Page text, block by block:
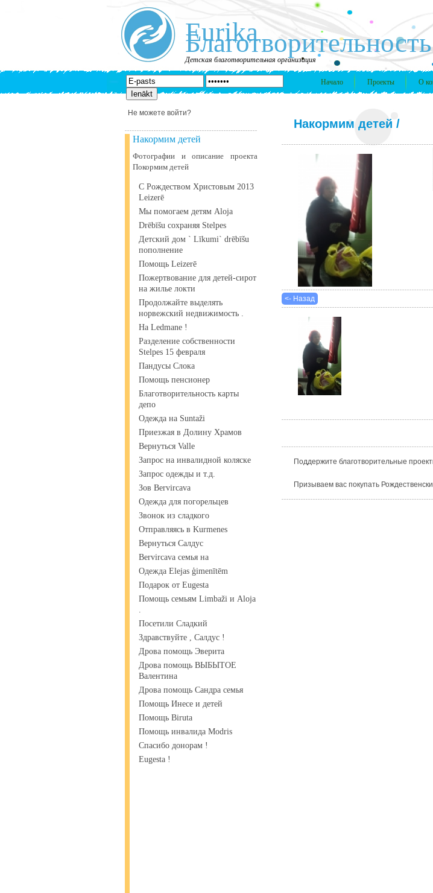
Eurika
Благотворительность
Детская благотворительная организация
Начало Проекты О
Не можете войти?
Накормим детей
Фотографии и описание проекта
Покормим детей
С Рождеством Христовым 2013
Leizerē
Мы помогаем детям Aloja
Drēbīšu сохраняя Stelpes
Детский дом ` Līkumi` drēbīšu
пополнение
Помощь Leizerē
Пожертвование для детей-сирот
на жилье локти
Продолжайте выделять
норвежский недвижимость .
На Ledmane !
Разделение собственности
Stelpes 15 февраля
Пандусы Слока
Помощь пенсионер
Благотворительность карты
депо
Одежда на Suntaži
Приезжая в Долину Храмов
Вернуться Valle
Запрос на инвалидной коляске
Запрос одежды и т.д.
Зов Bervircava
Одежда для погорельцев
Звонок из сладкого
Отправляясь в Kurmenes
Вернуться Салдус
Bervircava семья на
Одежда Elejas ģimenītēm
Подарок от Eugesta
Помощь семьям Limbaži и Aloja
.
Посетили Сладкий
Здравствуйте , Салдус !
Дрова помощь Эверита
Дрова помощь ВЫБЫТОЕ
Валентина
Дрова помощь Сандра семья
Помощь Инесе и детей
Помощь Biruta
Помощь инвалида Modris
Спасибо донорам !
Eugesta !
Накормим детей /
<- Назад
Поддержите благотворительные
Призываем вас покупать